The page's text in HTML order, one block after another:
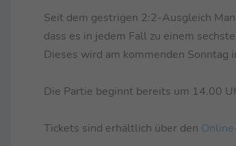
Seit dem gestrigen 2:2-Ausgleich
dass es in jedem Fall zu einem
Dieses wird am kommenden
Die Partie beginnt bereits um 14.00
Tickets sind erhältlich über den